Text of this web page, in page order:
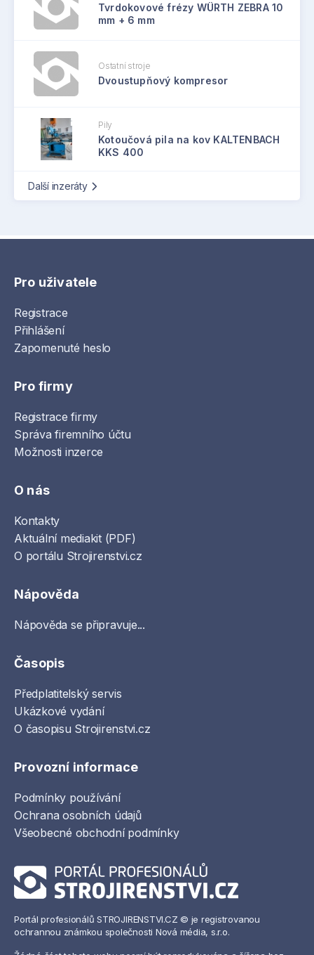
Tvrdokovové frézy WÜRTH ZEBRA 10
mm + 6 mm
Ostatní stroje
Dvoustupňový kompresor
Pily
Kotoučová pila na kov KALTENBACH
KKS 400
Další inzeráty
Pro uživatele
Registrace
Přihlášení
Zapomenuté heslo
Pro firmy
Registrace firmy
Správa firemního účtu
Možnosti inzerce
O nás
Kontakty
Aktuální mediakit (PDF)
O portálu Strojirenstvi.cz
Nápověda
Nápověda se připravuje...
Časopis
Předplatitelský servis
Ukázkové vydání
O časopisu Strojirenstvi.cz
Provozní informace
Podmínky používání
Ochrana osobních údajů
Všeobecné obchodní podmínky
Portál profesionálů STROJIRENSTVI.CZ © je registrovanou
ochrannou známkou společnosti Nová média, s.r.o.